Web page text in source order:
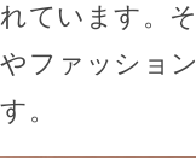
れています。
やファッショ
す。